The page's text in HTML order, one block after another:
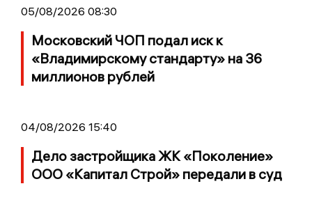
05/08/2026 08:30
Московский ЧОП подал иск к
«Владимирскому стандарту» на 36
миллионов рублей
04/08/2026 15:40
Дело застройщика ЖК «Поколение»
ООО «Капитал Строй» передали в суд